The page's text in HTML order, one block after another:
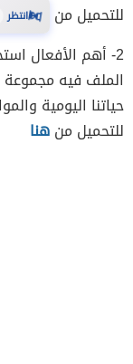
للتحميل من ⏳انتظر
2- أهم الأفعال استخداماً في اللغة الانجليزية :-
الملف فيه مجموعة
حياتنا اليومية
للتحميل منهنا